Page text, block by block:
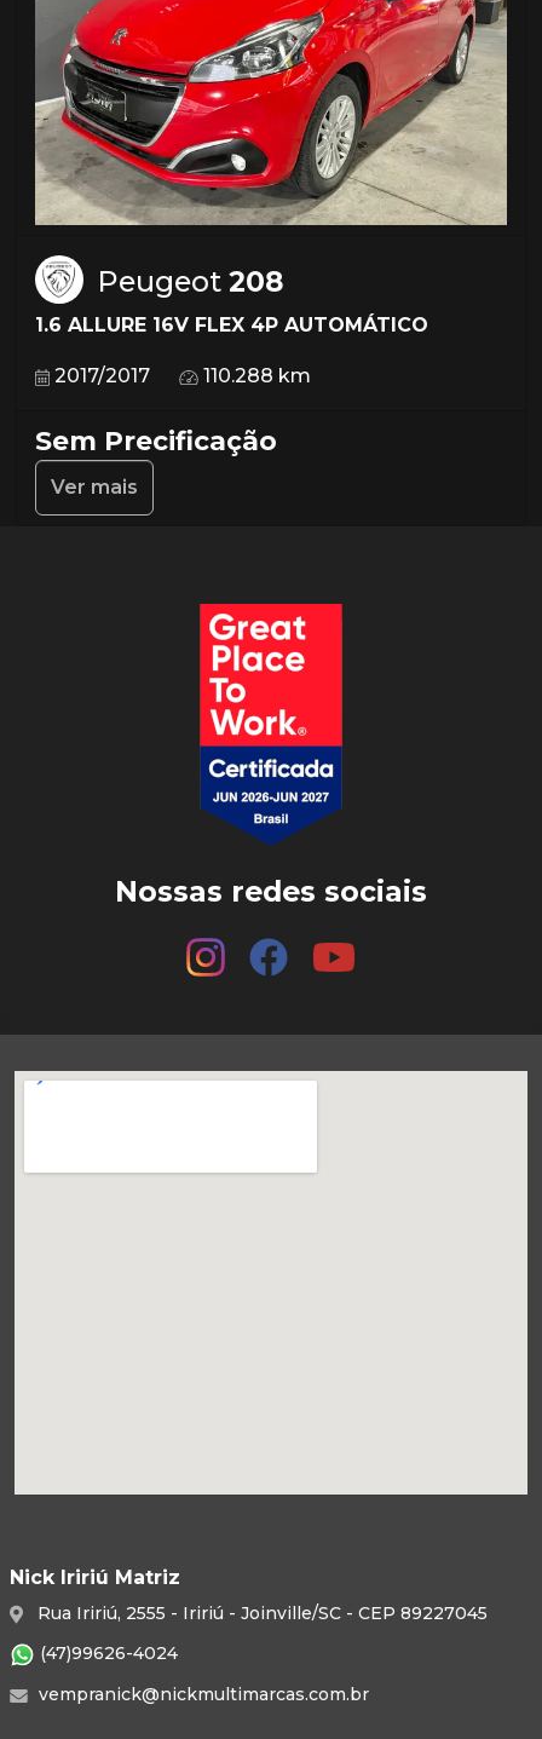
Peugeot 208
1.6 ALLURE 16V FLEX 4P AUTOMÁTICO
2017/2017 110.288 km
Sem Precificação
Ver mais
Nossas redes sociais
Nick Iririú Matriz
Rua Iririú, 2555 - Iririú - Joinville/SC - CEP 89227045
(47)99626-4024
vempranick@nickmultimarcas.com.br